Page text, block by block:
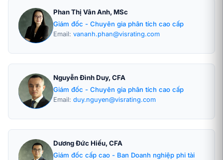
Phan Thị Vân Anh, MSc
Giám đốc - Chuyên gia phân tích cao cấp
Email: vananh.phan@visrating.com
Nguyễn Đình Duy, CFA
Giám đốc - Chuyên gia phân tích cao cấp
Email: duy.nguyen@visrating.com
Dương Đức Hiếu, CFA
Giám đốc cấp cao - Ban Doanh nghiệp phi tài